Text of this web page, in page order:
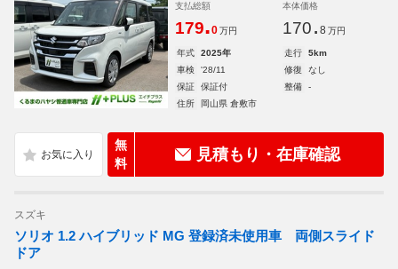
支払総額
179.0 万円
本体価格
170. 8 万円
年式 2025年 走行
5km
車検
'28/11 修復
なし
保証
保証付 整備
-
住所
岡山県 倉敷市
無
料
見積もり・在庫確認
スズキ
ソリオ 1.2 ハイブリッド MG 登録済未使用車 両側スライド
ドア